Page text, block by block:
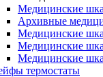
Медицинские
Архивные
Медицинские
Медицинские
Медицинские
термостаты